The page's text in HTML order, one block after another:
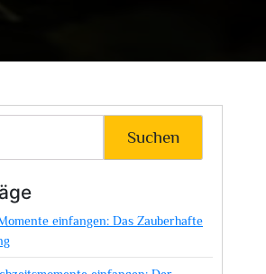
Suchen
einfangen: Das Zauberhafte